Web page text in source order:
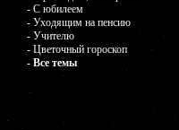
- С юбилеем
- Уходящим на пенсию
- Учителю
- Цветочный гороскоп
- Все темы